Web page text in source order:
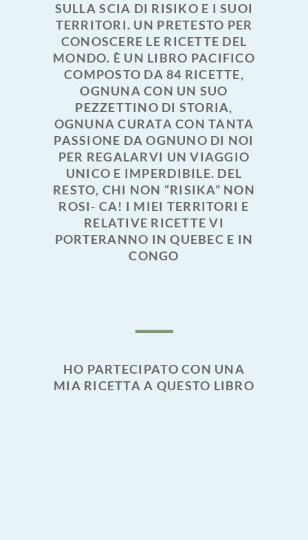
SULLA SCIA DI RISIKO E I SUOI
TERRITORI. UN PRETESTO PER
CONOSCERE LE RICETTE DEL
MONDO. È UN LIBRO PACIFICO
COMPOSTO DA 84 RICETTE,
OGNUNA CON UN SUO
PEZZETTINO DI STORIA,
OGNUNA CURATA CON TANTA
PASSIONE DA OGNUNO DI NOI
PER REGALARVI UN VIAGGIO
UNICO E IMPERDIBILE. DEL
RESTO, CHI NON “RISIKA” NON
ROSI- CA! I MIEI TERRITORI E
RELATIVE RICETTE VI
PORTERANNO IN QUEBEC E IN
CONGO
HO PARTECIPATO CON UNA
MIA RICETTA A QUESTO LIBRO